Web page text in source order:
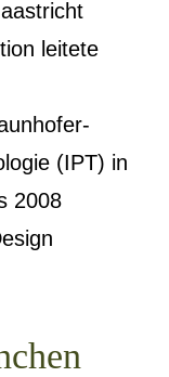
leitete
(IPT) in
2008